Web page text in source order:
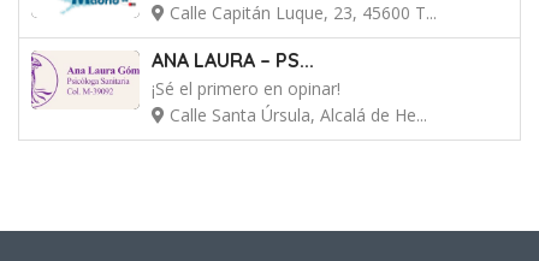
Calle Capitán Luque, 23, 45600 T...
ANA LAURA – PS...
¡Sé el primero en opinar!
Calle Santa Úrsula, Alcalá de He...